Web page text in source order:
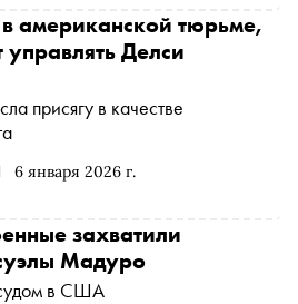
6 января 2026 г.
американской тюрьме,
управлять Делси
присягу в качестве
захватили
Мадуро
в США